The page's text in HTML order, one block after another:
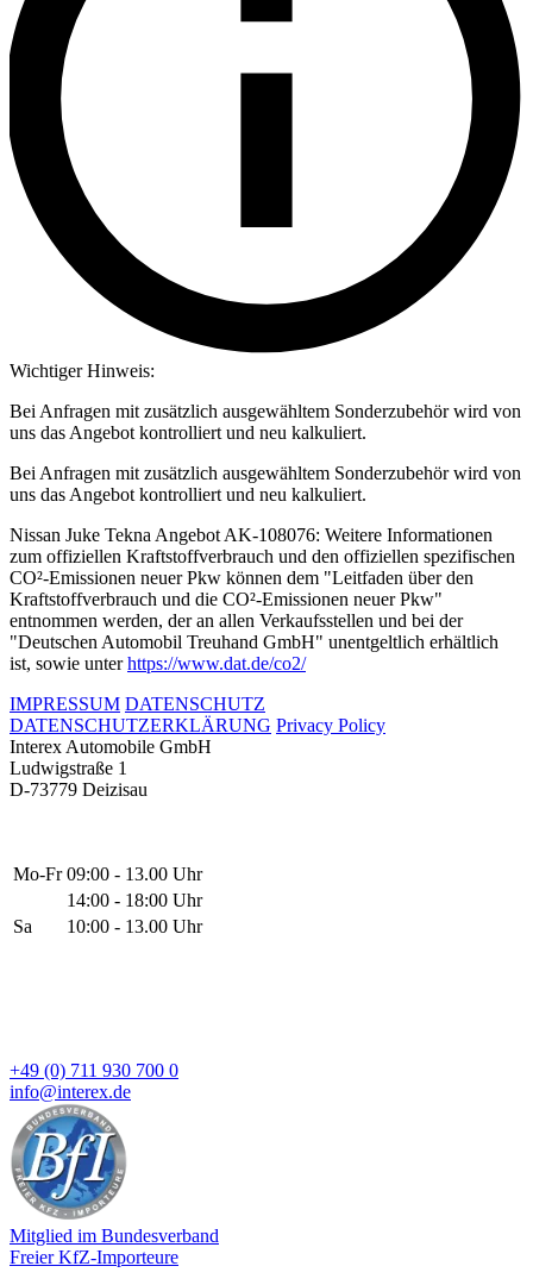
Wichtiger Hinweis:
Bei Anfragen mit zusätzlich ausgewähltem Sonderzubehör wird von
uns das Angebot kontrolliert und neu kalkuliert.
Bei Anfragen mit zusätzlich ausgewähltem Sonderzubehör wird von
uns das Angebot kontrolliert und neu kalkuliert.
Nissan Juke Tekna Angebot AK-108076: Weitere Informationen
zum offiziellen Kraftstoffverbrauch und den offiziellen spezifischen
CO²-Emissionen neuer Pkw können dem "Leitfaden über den
Kraftstoffverbrauch und die CO²-Emissionen neuer Pkw"
entnommen werden, der an allen Verkaufsstellen und bei der
"Deutschen Automobil Treuhand GmbH" unentgeltlich erhältlich
ist, sowie unterhttps://www.dat.de/co2/
IMPRESSUM DATENSCHUTZ
DATENSCHUTZERKLÄRUNG Privacy Policy
Interex Automobile GmbH
Ludwigstraße 1
D-73779 Deizisau
Mo-Fr 09:00 - 13.00 Uhr
14:00 - 18:00 Uhr
Sa
10:00 - 13.00 Uhr
+49 (0) 711 930 700 0
info@interex.de
Mitglied im Bundesverband
Freier KfZ-Importeure